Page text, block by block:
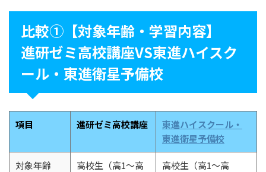
比較①【対象年齢・学習内容】
進研ゼミ高校講座VS東進ハイスク
ール・東進衛星予備校
項目 進研ゼミ高校講座
東進ハイスクール・
東進衛星予備校
対象年齢
高校生（高1～高
高校生（高1～高